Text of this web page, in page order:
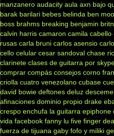
manzanero audacity aula axn bajo
barak barilari bebes belinda ben
boss brahms breaking benjamin
calvin harris camaron camila cabello
rusas carla bruni carlos asensio
cello celular cesar sandoval chase
clarinete clases de guitarra por
comprar compás consejos corno
criolla cuatro venezolano cubase
david bowie deftones deluz
afinaciones dominio propio drake
crespo enchufa la guitarra epiphone
vida facebook fanny lu five finger
fuerza de tijuana gaby fofo y miliki